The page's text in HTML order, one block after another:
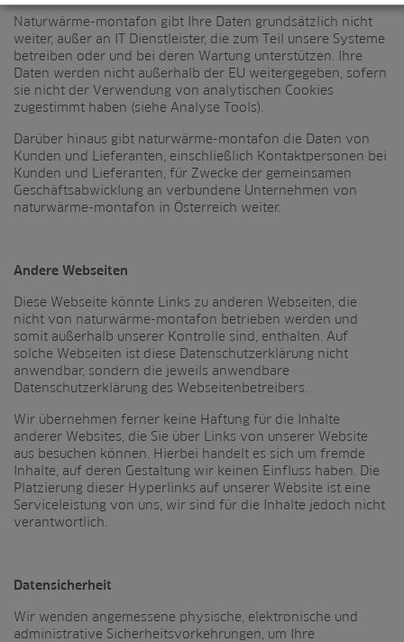
Naturwärme-montafon gibt Ihre Daten grundsätzlich nicht
weiter, außer an IT Dienstleister, die zum Teil unsere Systeme
betreiben oder und bei deren Wartung unterstützen. Ihre
Daten werden nicht außerhalb der EU weitergegeben, sofern
sie nicht der Verwendung von analytischen Cookies
zugestimmt haben (siehe Analyse Tools).
Darüber hinaus gibt naturwärme-montafon die Daten von
Kunden und Lieferanten, einschließlich Kontaktpersonen bei
Kunden und Lieferanten, für Zwecke der gemeinsamen
Geschäftsabwicklung an verbundene Unternehmen von
naturwärme-montafon in Österreich weiter.
Andere Webseiten
Diese Webseite könnte Links zu anderen Webseiten, die
nicht von naturwärme-montafon betrieben werden und
somit außerhalb unserer Kontrolle sind, enthalten. Auf
solche Webseiten ist diese Datenschutzerklärung nicht
anwendbar, sondern die jeweils anwendbare
Datenschutzerklärung des Webseitenbetreibers.
Wir übernehmen ferner keine Haftung für die Inhalte
anderer Websites, die Sie über Links von unserer Website
aus besuchen können. Hierbei handelt es sich um fremde
Inhalte, auf deren Gestaltung wir keinen Einfluss haben. Die
Platzierung dieser Hyperlinks auf unserer Website ist eine
Serviceleistung von uns, wir sind für die Inhalte jedoch nicht
verantwortlich.
Datensicherheit
Wir wenden angemessene physische, elektronische und
administrative Sicherheitsvorkehrungen, um Ihre